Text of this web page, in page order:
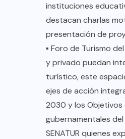
instituciones
destacan charlas
presentación de
▪︎ Foro de Turismo
y privado puedan
turístico, este
ejes de acción
2030 y los
gubernamentales del
SENATUR quienes